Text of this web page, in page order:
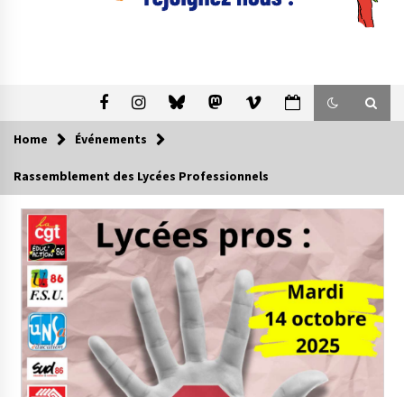
Home Événements
Rassemblement des Lycées Professionnels